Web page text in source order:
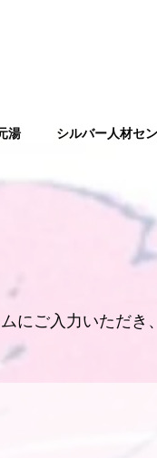
湯 シルバー人材セ
にご入力いただき、